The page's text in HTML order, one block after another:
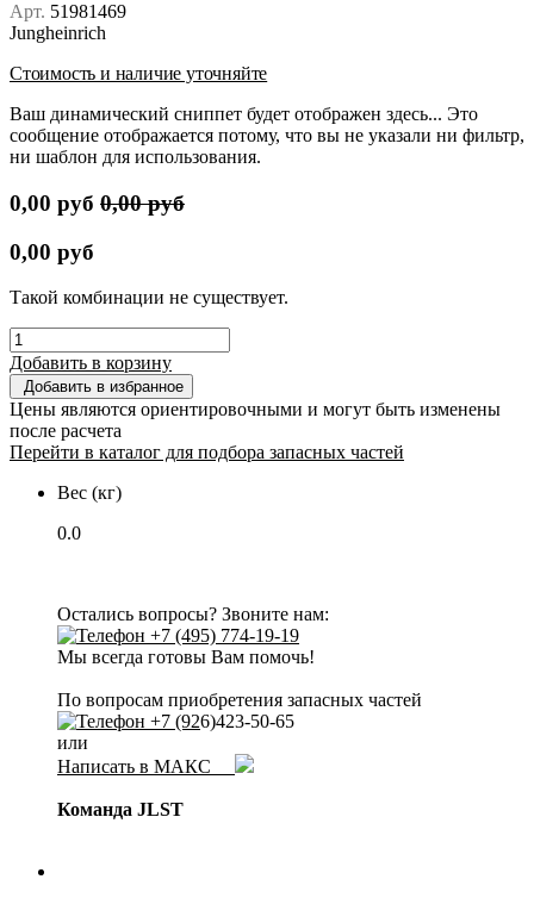
Арт. 51981469
Jungheinrich
Стоимость и наличие уточняйте
Ваш динамический сниппет будет отображен здесь... Это
сообщение отображается потому, что вы не указали ни фильтр,
ни шаблон для использования.
0,00 руб 0,00руб
0,00 руб
Такой комбинации не существует.
Добавить в корзину
Добавить в избранное
Цены являются ориентировочными и могут быть изменены
после расчета
Перейти в каталог для подбора запасных частей
Вес (кг)
0.0
Остались вопросы? Звоните нам:
+7 (495) 774-19-19
Мы всегда готовы Вам помочь!
По вопросам приобретения запасных частей
+7 (926)423-50-65
или
Написать в МАКС
Команда JLST